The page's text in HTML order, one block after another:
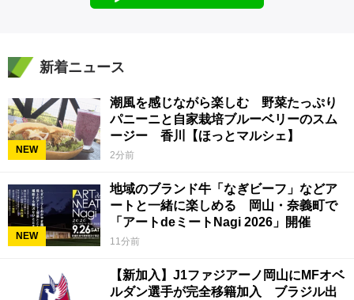
新着ニュース
NEW
潮風を感じながら楽しむ 野菜たっぷり
パニーニと自家栽培ブルーベリーのスム
ージー 香川【ほっとマルシェ】
2分前
NEW
地域のブランド牛「なぎビーフ」などア
ートと一緒に楽しめる 岡山・奈義町で
「アートdeミートNagi 2026」開催
11分前
【新加入】J1ファジアーノ岡山にMFオベ
ルダン選手が完全移籍加入 ブラジル出